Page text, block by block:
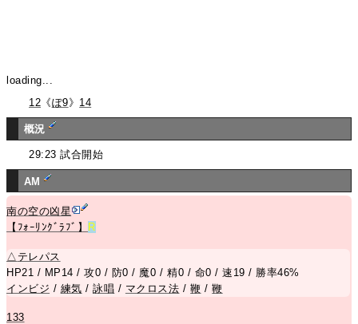
loading...
12 《ぽ9》 14
概況
29:23 試合開始
AM
南の空の凶星
【ﾌｫｰﾘﾝｸﾞﾗﾌﾞ】
R
△ テレパス
HP21 / MP14 / 攻0 / 防0 / 魔0 / 精0 / 命0 / 速19 / 勝率46%
インビジ / 練気 /詠唱 / マクロス法 /鞭 /鞭
133